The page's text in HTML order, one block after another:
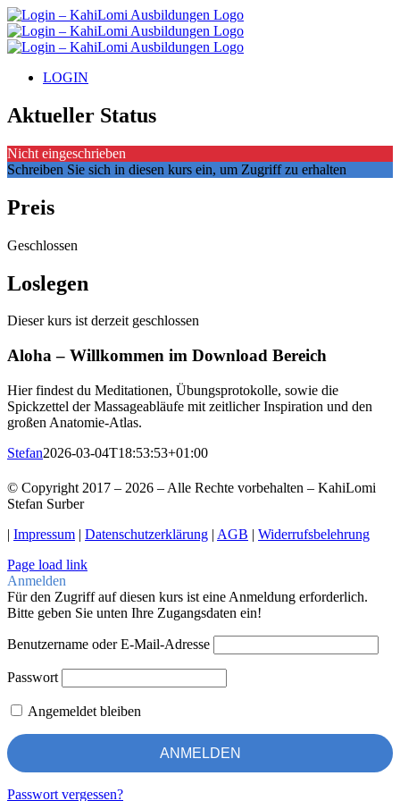
Zum
Inhalt
springen
LOGIN
Aktueller Status
Nicht eingeschrieben
Schreiben Sie sich in diesen kurs ein, um Zugriff zu erhalten
Preis
Geschlossen
Loslegen
Dieser kurs ist derzeit geschlossen
Aloha – Willkommen im Download Bereich
Hier findest du Meditationen, Übungsprotokolle, sowie die
Spickzettel der Massageabläufe mit zeitlicher Inspiration und den
großen Anatomie-Atlas.
Stefan2026-03-04T18:53:53+01:00
© Copyright 2017 – 2026 – Alle Rechte vorbehalten – KahiLomi
Stefan Surber
| Impressum | Datenschutzerklärung | AGB | Widerrufsbelehrung
Page load link
Anmelden
Für den Zugriff auf diesen kurs ist eine Anmeldung erforderlich.
Bitte geben Sie unten Ihre Zugangsdaten ein!
Benutzername oder E-Mail-Adresse
Passwort
Angemeldet bleiben
Passwort vergessen?